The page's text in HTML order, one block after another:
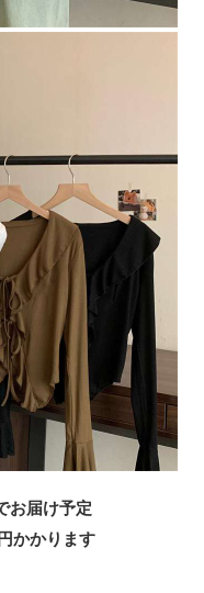
お届け予定
円かかります